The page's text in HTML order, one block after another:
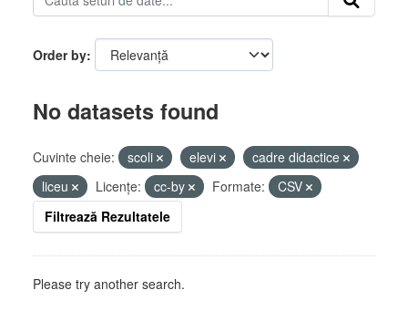
Order by
No datasets found
Cuvinte cheie: scoli elevi
cadre didactice
liceu
Licenţe: cc-by Formate:
CSV
Filtrează Rezultatele
Please try another search.